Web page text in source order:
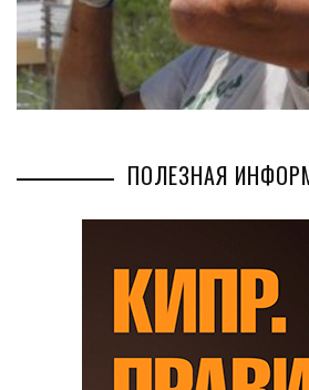
ПОЛЕЗНАЯ